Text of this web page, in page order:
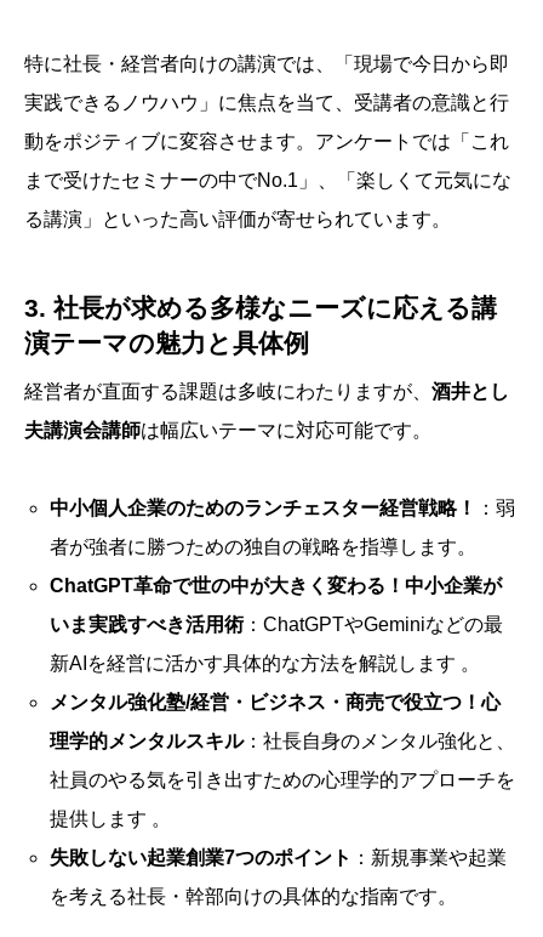
特に社長・経営者向けの講演では、「現場で今日から即
実践できるノウハウ」に焦点を当て、受講者の意識と行
動をポジティブに変容させます。アンケートでは「これ
まで受けたセミナーの中でNo.1」、「楽しくて元気にな
る講演」といった高い評価が寄せられています。
3. 社長が求める多様なニーズに応える講
演テーマの魅力と具体例
経営者が直面する課題は多岐にわたりますが、 酒井とし
夫講演会講師は幅広いテーマに対応可能です。
中小個人企業のためのランチェスター経営戦略！
：弱
者が強者に勝つための独自の戦略を指導します。
ChatGPT革命で世の中が大きく変わる！中小企業が
いま実践すべき活用術：ChatGPTやGeminiなどの最
新AIを経営に活かす具体的な方法を解説します 。
メンタル強化塾/経営・ビジネス・商売で役立つ！心
理学的メンタルスキル：社長自身のメンタル強化と、
社員のやる気を引き出すための心理学的アプローチを
提供します 。
失敗しない起業創業7つのポイント ：新規事業や起業
を考える社長・幹部向けの具体的な指南です。